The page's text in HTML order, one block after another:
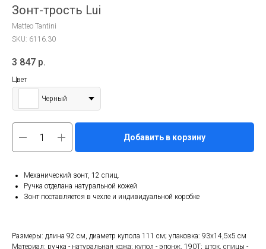
Зонт-трость Lui
Matteo Tantini
SKU: 6116.30
3 847 р.
Цвет
Черный
Добавить в корзину
Механический зонт, 12 спиц.
Ручка отделана натуральной кожей
Зонт поставляется в чехле и индивидуальной коробке
Размеры: длина 92 см, диаметр купола 111 см; упаковка: 93х14,5х5 см
Материал: ручка - натуральная кожа; купол - эпонж, 190T; шток, спицы -